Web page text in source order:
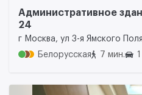
Административное
24
г Москва, ул 3-я Ямского
Белорусская
7 мин.